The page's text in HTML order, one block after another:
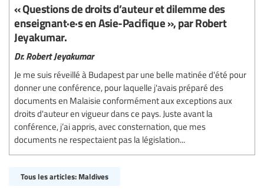
« Questions de droits d’auteur et dilemme des
enseignant·e·s en Asie-Pacifique », par Robert
Jeyakumar.
Dr. Robert Jeyakumar
Je me suis réveillé à Budapest par une belle matinée d'été pour
donner une conférence, pour laquelle j'avais préparé des
documents en Malaisie conformément aux exceptions aux
droits d'auteur en vigueur dans ce pays. Juste avant la
conférence, j’ai appris, avec consternation, que mes
documents ne respectaient pas la législation...
Tous les articles: Maldives